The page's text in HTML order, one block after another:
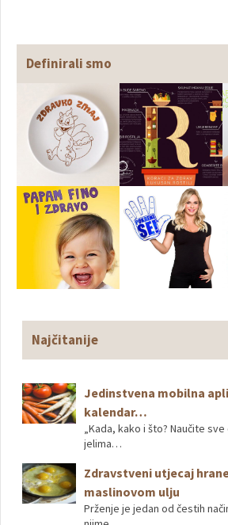
Definirali smo
Najčitanije
Jedinstvena mobilna
kalendar…
„Kada, kako i što? Naučite
jelima…
Zdravstveni utjecaj
maslinovom ulju
Prženje je jedan od čestih